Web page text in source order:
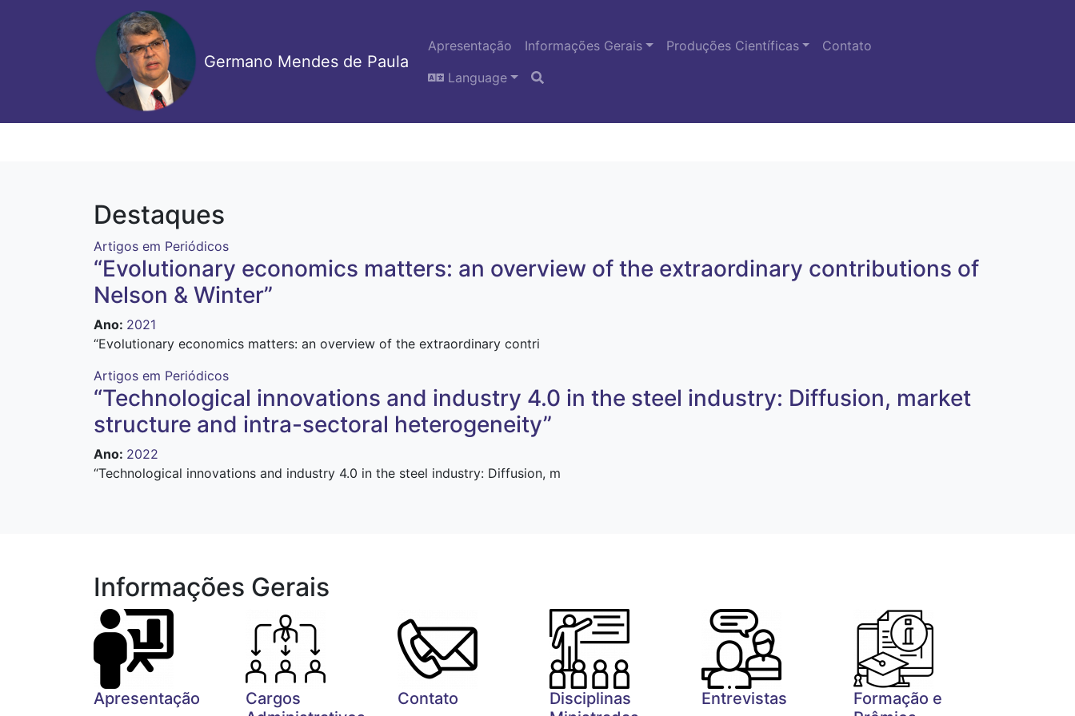
Germano Mendes de Paula
Apresentação Informações Gerais Produções Científicas
Contato
Language
Destaques
Artigos em Periódicos
“Evolutionary economics matters: an overview of the extraordinary contributions of
Nelson & Winter”
Ano: 2021
“Evolutionary economics matters: an overview of the extraordinary contri
Artigos em Periódicos
“Technological innovations and industry 4.0 in the steel industry: Diffusion, market
structure and intra-sectoral heterogeneity”
Ano: 2022
“Technological innovations and industry 4.0 in the steel industry: Diffusion, m
Informações Gerais
Apresentação
Cargos
Contato
Disciplinas
Entrevistas
Formação e